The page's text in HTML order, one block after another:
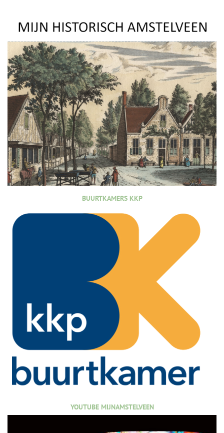
BUURTKAMERS KKP
YOUTUBE MIJNAMSTELVEEN